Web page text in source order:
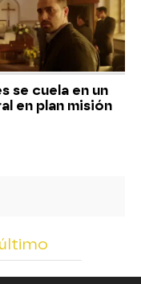
se cuela en un
en plan misión